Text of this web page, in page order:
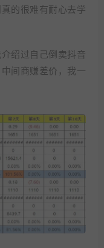
的很难有耐心去学
绍过自己倒卖抖音
间商赚差价，我一